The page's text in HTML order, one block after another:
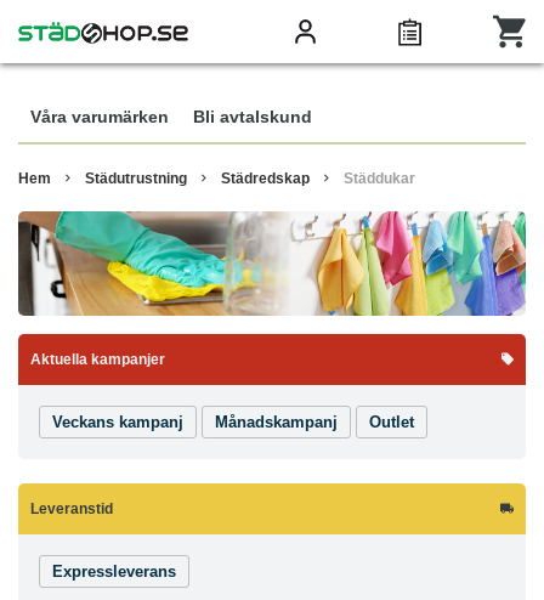
Våra varumärken Bli avtalskund
Hem Städutrustning Städredskap Städdukar
Aktuella kampanjer
Veckans kampanj Månadskampanj Outlet
Leveranstid
Expressleverans